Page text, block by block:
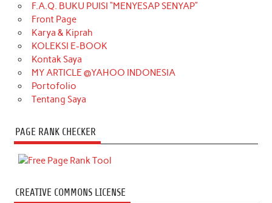
F.A.Q. BUKU PUISI “MENYESAP SENYAP”
Front Page
Karya & Kiprah
KOLEKSI E-BOOK
Kontak Saya
MY ARTICLE @YAHOO INDONESIA
Portofolio
Tentang Saya
PAGE RANK CHECKER
CREATIVE COMMONS LICENSE